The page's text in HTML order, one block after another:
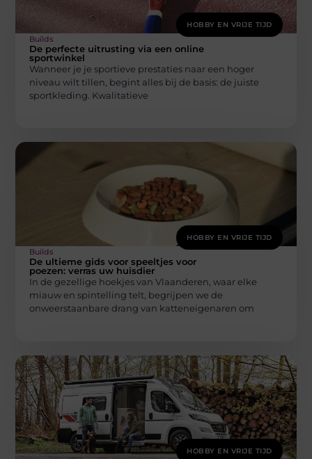
HOBBY EN VRIJE TIJD
Builds
De perfecte uitrusting via een online
sportwinkel
Wanneer je je sportieve prestaties naar een hoger
niveau wilt tillen, begint alles bij de basis: de juiste
sportkleding. Kwalitatieve
HOBBY EN VRIJE TIJD
Builds
De ultieme gids voor speeltjes voor
poezen: verras uw huisdier
In de gezellige hoekjes van Vlaanderen, waar elke
miauw en spintelling telt, begrijpen we de
onweerstaanbare drang van katteneigenaren om
HOBBY EN VRIJE TIJD